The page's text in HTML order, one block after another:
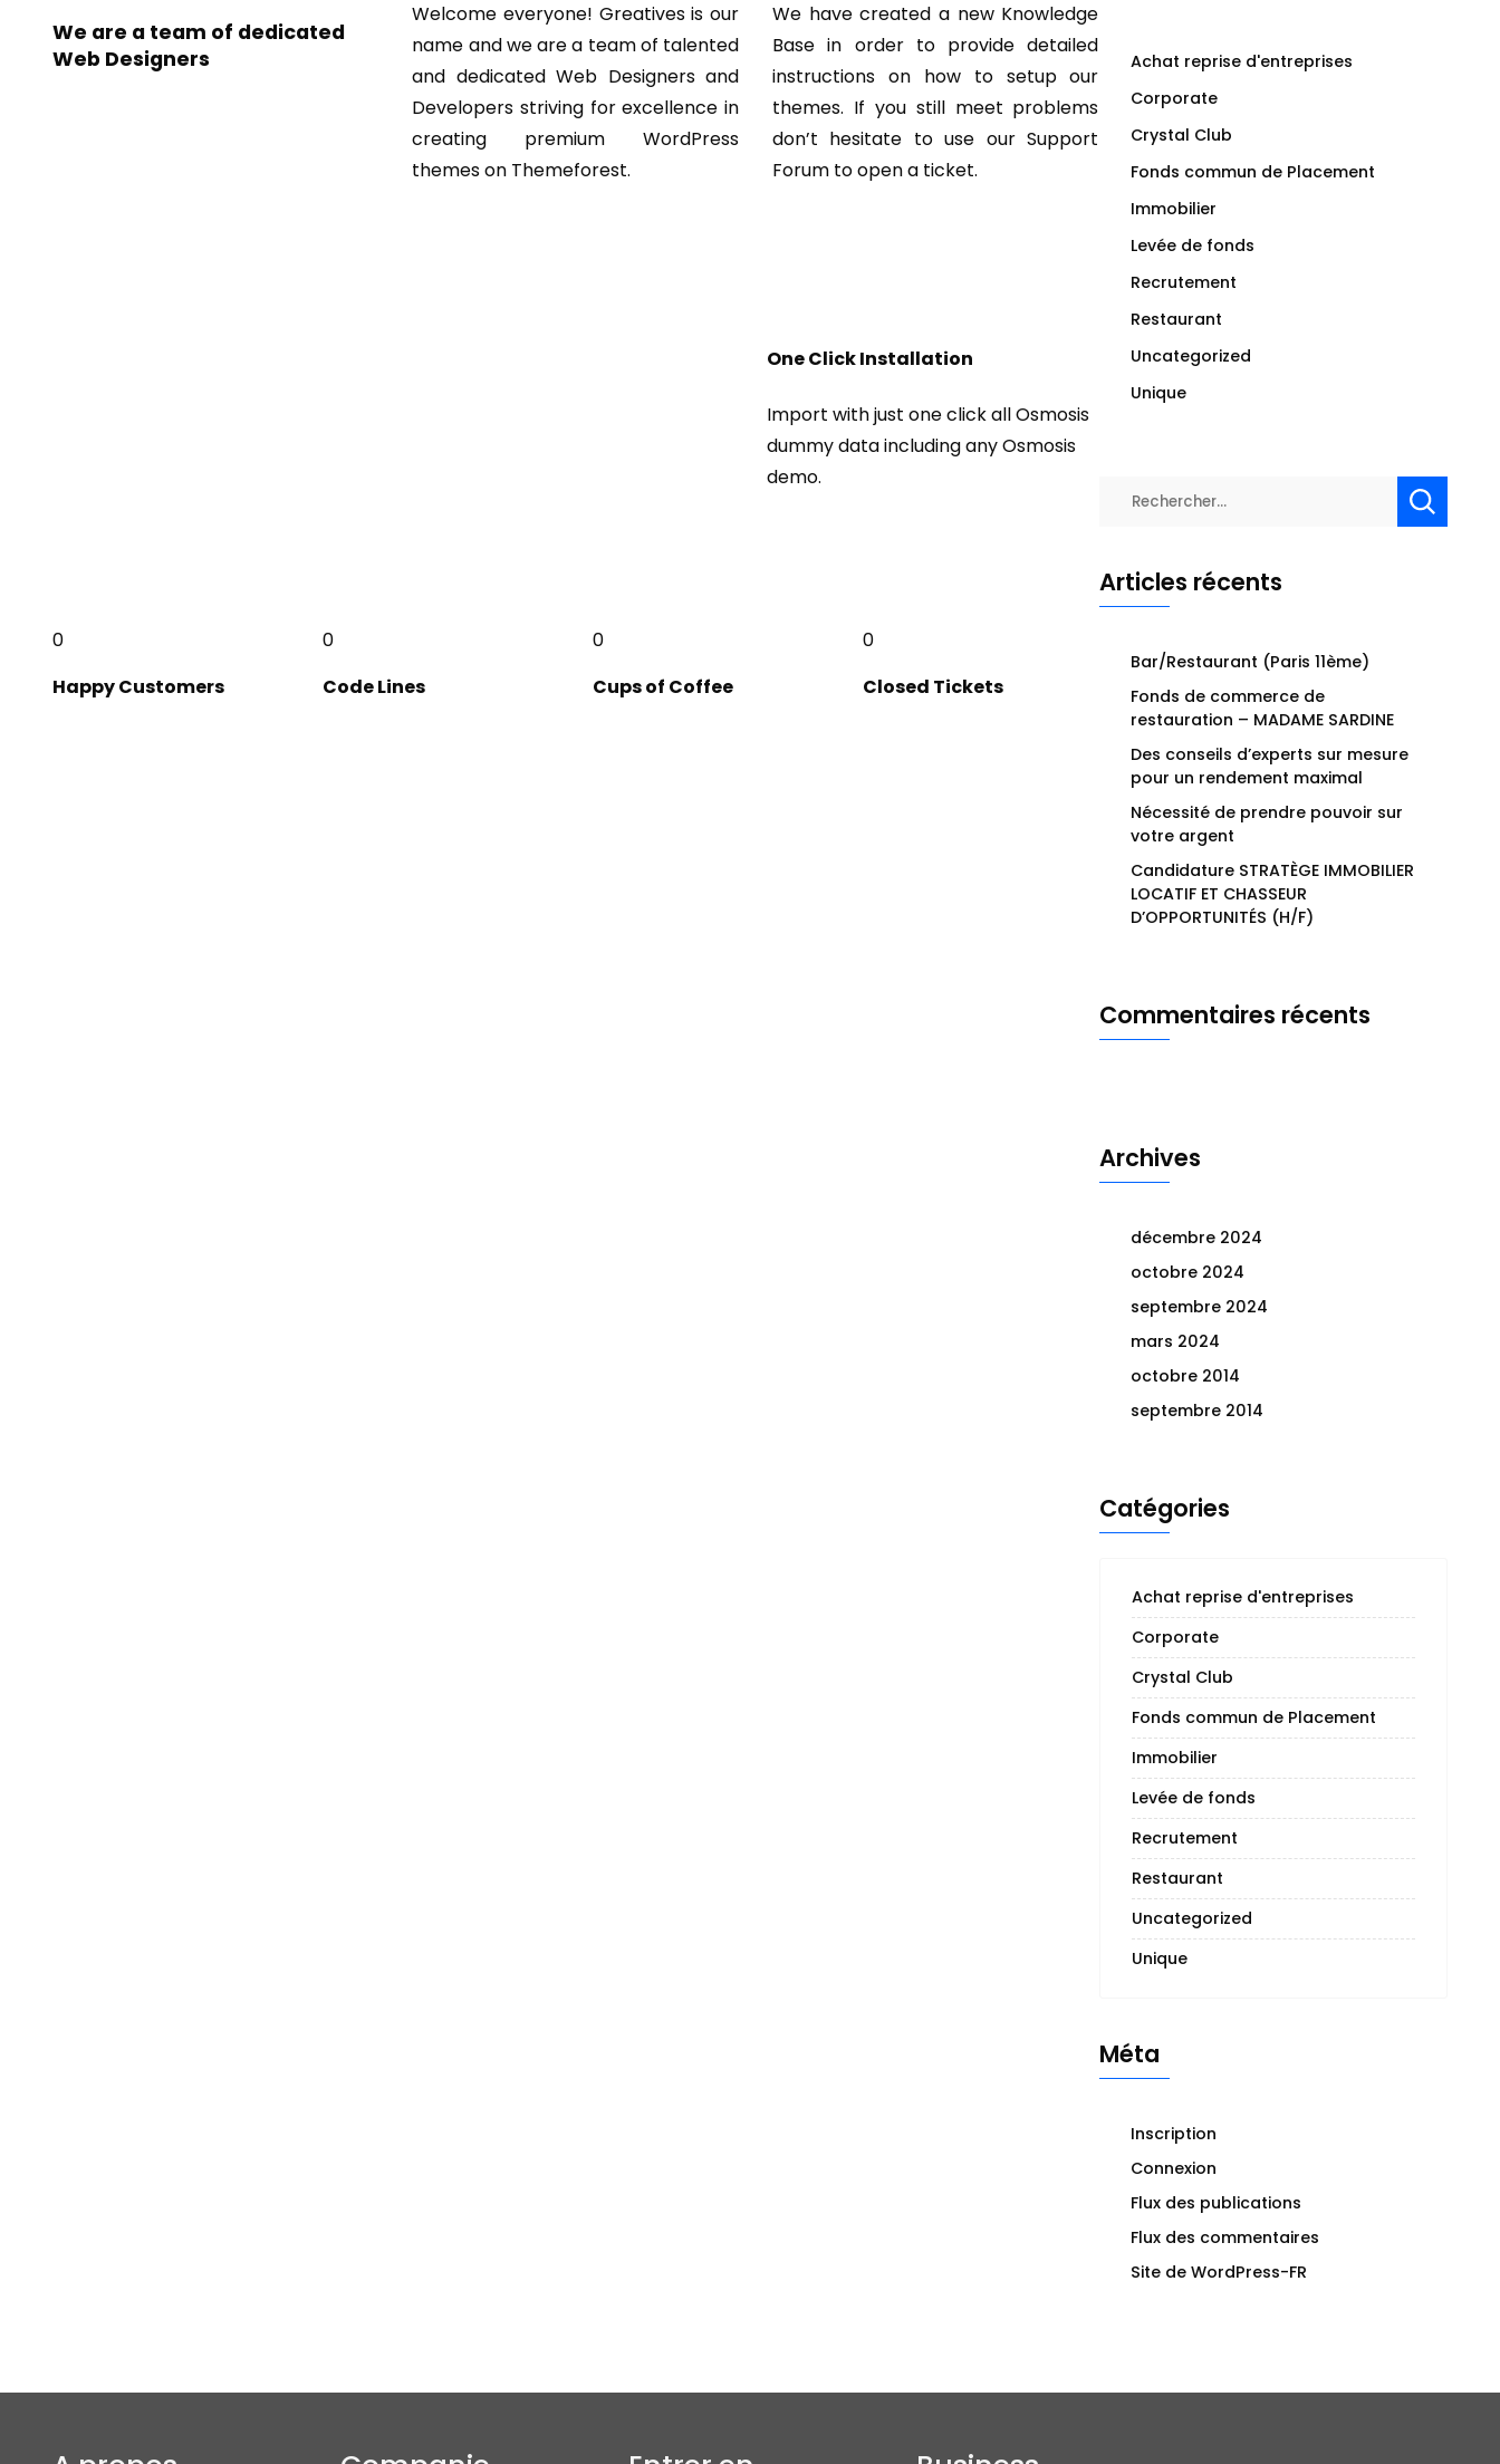
We are a team of dedicated
Web Designers
Welcome everyone! Greatives is our
name and we are a team of talented
and dedicated Web Designers and
Developers striving for excellence in
creating premium WordPress
themes on Themeforest.
We have created a new Knowledge
Base in order to provide detailed
instructions on how to setup our
themes. If you still meet problems
don’t hesitate to use our Support
Forum to open a ticket.
One Click Installation
Import with just one click all Osmosis
dummy data including any Osmosis
demo.
0
Happy Customers
0
Code Lines
0
Cups of Coffee
0
Closed Tickets
Achat reprise d'entreprises
Corporate
Crystal Club
Fonds commun de Placement
Immobilier
Levée de fonds
Recrutement
Restaurant
Uncategorized
Unique
Rechercher :
Articles récents
Bar/Restaurant (Paris 11ème)
Fonds de commerce de
restauration – MADAME SARDINE
Des conseils d’experts sur mesure
pour un rendement maximal
Nécessité de prendre pouvoir sur
votre argent
Candidature STRATÈGE IMMOBILIER
LOCATIF ET CHASSEUR
D’OPPORTUNITÉS (H/F)
Commentaires récents
Archives
décembre 2024
octobre 2024
septembre 2024
mars 2024
octobre 2014
septembre 2014
Catégories
Achat reprise d'entreprises
Corporate
Crystal Club
Fonds commun de Placement
Immobilier
Levée de fonds
Recrutement
Restaurant
Uncategorized
Unique
Méta
Inscription
Connexion
Flux des publications
Flux des commentaires
Site de WordPress-FR